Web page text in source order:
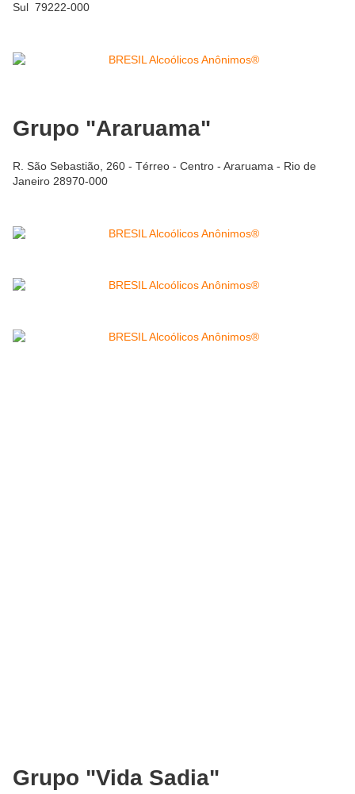
Sul 79222-000
Grupo "Araruama"
R. São Sebastião, 260 - Térreo - Centro - Araruama - Rio de
Janeiro 28970-000
Grupo "Vida Sadia"